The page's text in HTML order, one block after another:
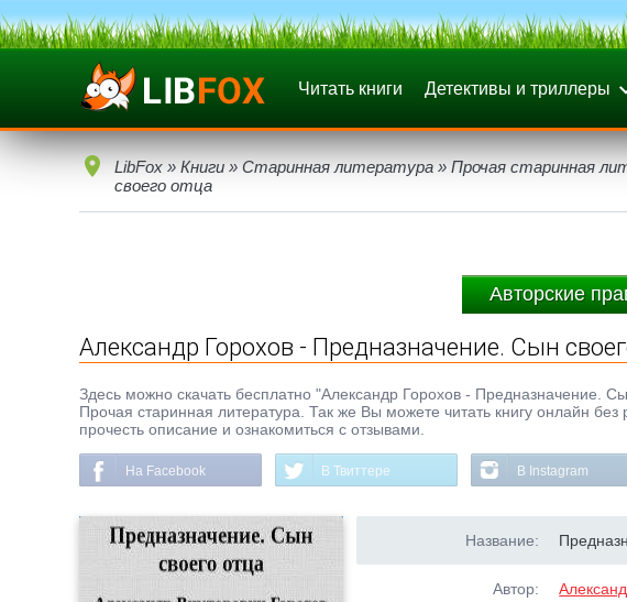
Читать книги Детективы и триллеры
LibFox » Книги » Старинная литература » Прочая старинная
своего отца
Авторские
Александр Горохов - Предназначение. Сын
Здесь можно скачать бесплатно "Александр Горохов - Предназначение.
Прочая старинная литература. Так же Вы можете читать книгу онлайн
прочесть описание и ознакомиться с отзывами.
На Facebook В Твиттере В Instagram
Название:
Автор: